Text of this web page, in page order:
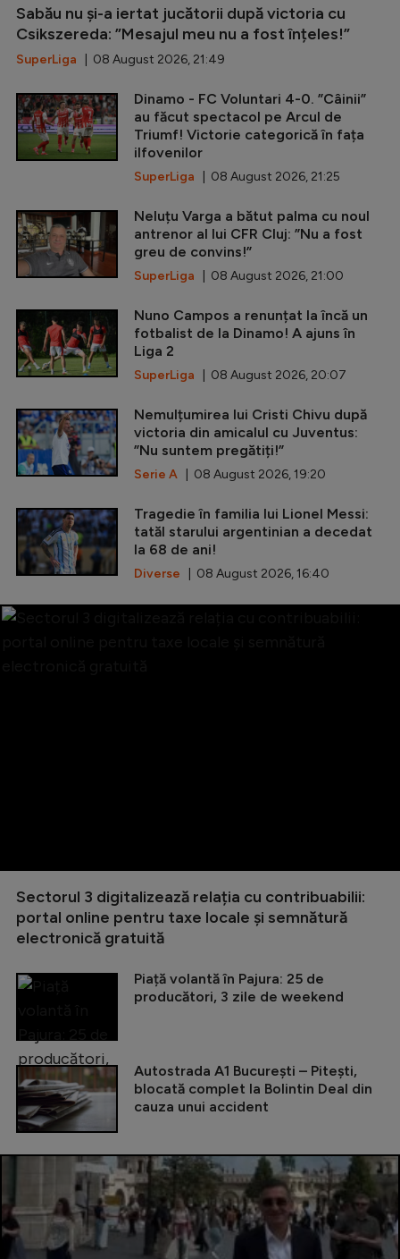
Sabău nu și-a iertat jucătorii după victoria cu
Csikszereda: ”Mesajul meu nu a fost înțeles!”
SuperLiga | 08 August 2026, 21:49
Dinamo - FC Voluntari 4-0. ”Câinii”
au făcut spectacol pe Arcul de
Triumf! Victorie categorică în fața
ilfovenilor
SuperLiga | 08 August 2026, 21:25
Neluțu Varga a bătut palma cu noul
antrenor al lui CFR Cluj: ”Nu a fost
greu de convins!”
SuperLiga | 08 August 2026, 21:00
Nuno Campos a renunțat la încă un
fotbalist de la Dinamo! A ajuns în
Liga 2
SuperLiga | 08 August 2026, 20:07
Nemulțumirea lui Cristi Chivu după
victoria din amicalul cu Juventus:
”Nu suntem pregătiți!”
Serie A | 08 August 2026, 19:20
Tragedie în familia lui Lionel Messi:
tatăl starului argentinian a decedat
la 68 de ani!
Diverse | 08 August 2026, 16:40
Sectorul 3 digitalizează relația cu contribuabilii:
portal online pentru taxe locale și semnătură
electronică gratuită
Piață volantă în Pajura: 25 de
producători, 3 zile de weekend
Autostrada A1 București – Pitești,
blocată complet la Bolintin Deal din
cauza unui accident